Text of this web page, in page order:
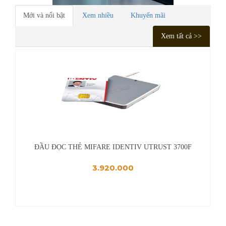
Mới và nổi bật Xem nhiều Khuyến mãi
Xem tất cả >>
3700F ĐẦU ĐỌC THẺ MIFARE IDENTIV UTRUST